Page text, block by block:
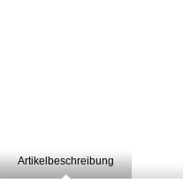
Artikelbeschreibung